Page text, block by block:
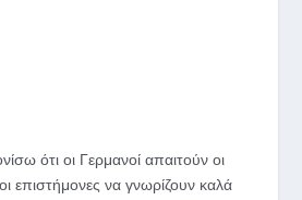
ότι οι Γερμανοί απαιτούν οι
επιστήμονες να γνωρίζουν καλά